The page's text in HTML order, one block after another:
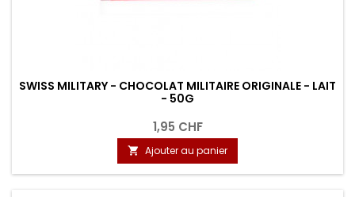
SWISS MILITARY - CHOCOLAT MILITAIRE ORIGINALE - LAIT
- 50G
1,95 CHF
 Ajouter au panier